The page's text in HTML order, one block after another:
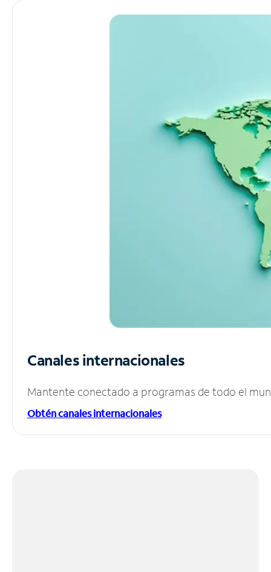
Canales internacionales
Mantente conectado a programas de todo el
Obtén canales internacionales